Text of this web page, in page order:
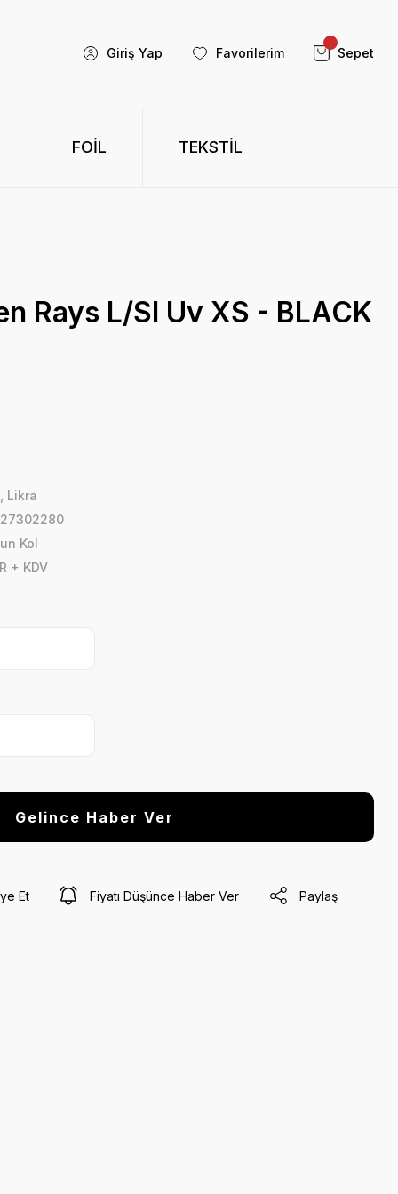
Giriş Yap Favorilerim Sepet
FOİL TEKSTİL
Rays L/Sl Uv XS - BLACK
Likra
Kol
+ KDV
Gelince Haber Ver
Et Fiyatı Düşünce Haber Ver Paylaş